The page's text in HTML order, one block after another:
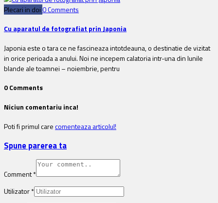
Plecari in doi0 Comments
Cu aparatul de fotografiat prin Japonia
Japonia este o tara ce ne fascineaza intotdeauna, o destinatie de vizitat
in orice perioada a anului. Noi ne incepem calatoria intr-una din lunile
blande ale toamnei – noiembrie, pentru
0 Comments
Niciun comentariu inca!
Poti fi primul carecomenteaza articolul!
Spune parerea ta
Comment*
Utilizator*